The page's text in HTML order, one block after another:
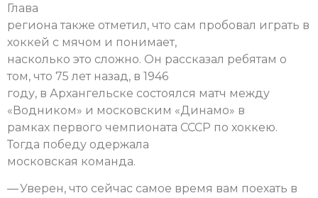
Глава
региона также отметил, что сам пробовал играть в
хоккей с мячом и понимает,
насколько это сложно. Он рассказал ребятам о
том, что 75 лет назад, в 1946
году, в Архангельске состоялся матч между
«Водником» и московским «Динамо» в
рамках первого чемпионата СССР по хоккею.
Тогда победу одержала
московская команда.
— Уверен, что сейчас самое время вам поехать в